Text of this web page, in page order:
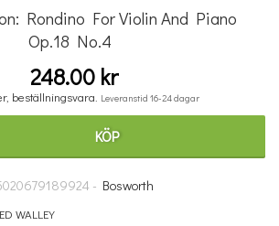
- svenska (Cathrine Sadolin)
670 kr
Rondino For Violin And Piano
Op.18 No.4
248.00 kr
beställningsvara. Leveranstid 16-24 dagar
KÖP
- Bosworth
WALLEY